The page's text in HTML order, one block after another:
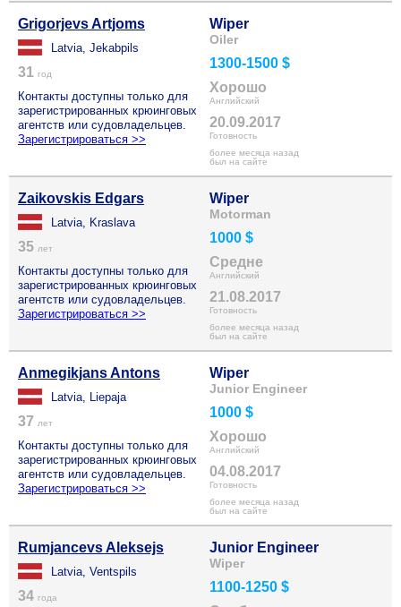
Grigorjevs Artjoms
Latvia, Jekabpils
31 год
Контакты доступны только для
зарегистрированных крюинговых
агентств или судовладельцев.
Зарегистрироваться >>
Wiper
Oiler
1300-1500 $
Хорошо
Английский
20.09.2017
Готовность
более месяца назад
был на сайте
Zaikovskis Edgars
Latvia, Kraslava
35 лет
Контакты доступны только для
зарегистрированных крюинговых
агентств или судовладельцев.
Зарегистрироваться >>
Wiper
Motorman
1000 $
Средне
Английский
21.08.2017
Готовность
более месяца назад
был на сайте
Anmegikjans Antons
Latvia, Liepaja
37 лет
Контакты доступны только для
зарегистрированных крюинговых
агентств или судовладельцев.
Зарегистрироваться >>
Wiper
Junior Engineer
1000 $
Хорошо
Английский
04.08.2017
Готовность
более месяца назад
был на сайте
Rumjancevs Aleksejs
Latvia, Ventspils
34 года
Junior Engineer
Wiper
1100-1250 $